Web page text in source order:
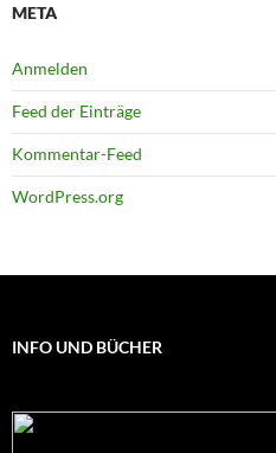
META
Anmelden
Feed der Einträge
Kommentar-Feed
WordPress.org
INFO UND BÜCHER